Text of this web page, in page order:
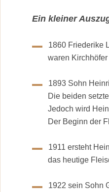
Ein kleiner
1860 Friederike
waren Kirchhöfer
1893 Sohn
Die beiden setzten
Jedoch wird
Der Beginn der
1911 ersteht
das heutige
1922 sein Sohn